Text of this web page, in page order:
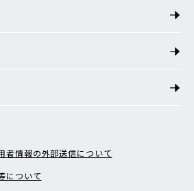
者情報の外部送信について
について